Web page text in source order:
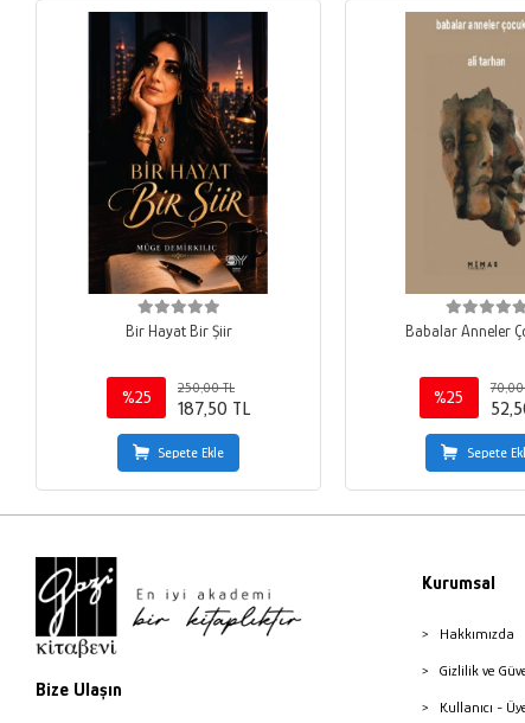
Bir Hayat Bir Şiir
%25
250,00 TL
187,50 TL
Sepete Ekle
Babalar Anneler
%25
70,00
Sepete
Bize Ulaşın
Kurumsal
Hakkımızda
Gizlilik ve
Kullanıcı -